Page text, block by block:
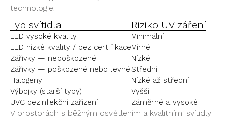
technologie:
Typ svítidla Riziko UV záření
LED vysoké kvality
Minimální
LED nízké kvality / bez certifikaceMírné
Zářivky — nepoškozené
Nízké
Zářivky — poškozené nebo levné Střední
Halogeny
Nízké až střední
Výbojky (starší typy)
Vyšší
UVC dezinfekční zařízení Záměrné a vysoké
V prostorách s běžným osvětlením a kvalitními svítidly